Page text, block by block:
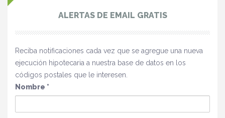
ALERTAS DE EMAIL GRATIS
Reciba notificaciones cada vez que se agregue una nueva
ejecución hipotecaria a nuestra base de datos en los
códigos postales que le interesen.
Nombre *